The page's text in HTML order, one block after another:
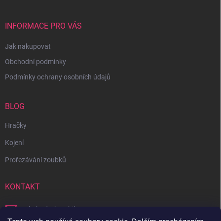
INFORMACE PRO VÁS
Jak nakupovat
Obchodní podmínky
Podmínky ochrany osobních údajů
BLOG
Hračky
Kojení
Prořezávání zoubků
KONTAKT
obchod bambilon.cz